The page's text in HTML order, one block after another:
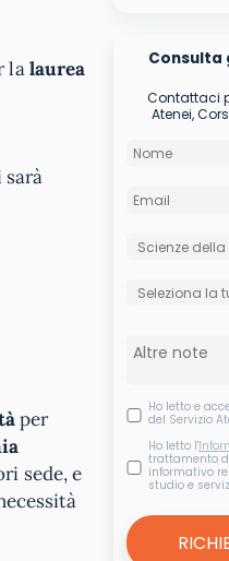
lalaurea
per
sede, e
Consulta
Contattaci
Atenei,
Ho letto e
del Servizio
Ho letto l'
trattamento
informativo
studio e